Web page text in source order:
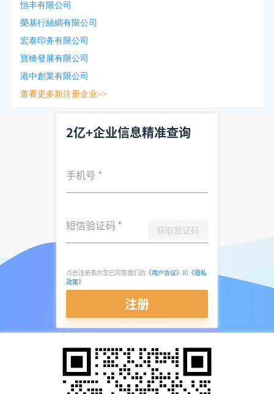
恒丰有限公司
榮基行絲綢有限公司
宏泰印务有限公司
寶橋發展有限公司
港中創業有限公司
查看更多新注册企业>>
2亿+企业信息精准查询
手机号 *
短信验证码 * 获取验证码
点击注册表示您已同意我们的 《用户协议》 和 《隐私
政策》
注册